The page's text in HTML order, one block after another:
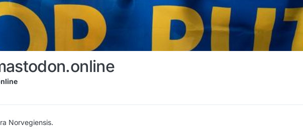
Norvegiensis.